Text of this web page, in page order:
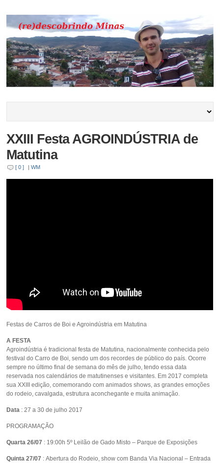
XXIII Festa AGROINDÚSTRIA de
Matutina
[ 0 ] |WM
Festas de Carros de Boi e Agroindústria em Matutina
A FESTA
Agroindústria é tradicional festa de Matutina, nacionalmente conhecida pelo
festival do Carro de Boi, sendo um dos recordes de público do país. Ocorre
sempre no último final de semana do mês de julho, tendo essa data
reservada nos calendários de matutinenses e visitantes. Em 2017 completa
sua XXIII edição, comemorando com animados shows, as grandes emoções
do rodeio, cavalgada, estrutura aconchegante e muita animação.
Data : 27 a 30 de julho 2017
PROGRAMAÇÃO
Quarta 26/07 : 19:00h 5º Leilão de Gado Misto – Parque de Exposições
Quinta 27/07 : Abertura do Rodeio, show com Banda Via Nacional – Entrada